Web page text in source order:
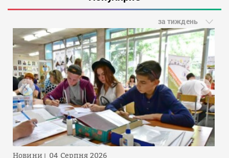
за тиждень
Новини 04 Серпня 2026